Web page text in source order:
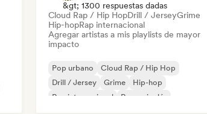
&gt; 1300 respuestas dadas
Cloud Rap / Hip HopDrill / JerseyGrime
Hip-hopRap internacional
Agregar artistas a mis playlists de mayor
impacto
Pop urbano
Cloud Rap / Hip Hop
Drill / Jersey
Grime
Hip-hop
Rap internacional
Rap en inglés